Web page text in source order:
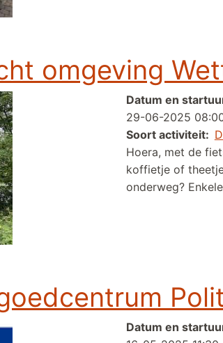
en onze picknick naar café Las Vegas
omgeving
Datum en
29-06-2025
Soort activiteit
Hoera, met de
koffietje of
onderweg?
omgeving Wetteren
Datum en